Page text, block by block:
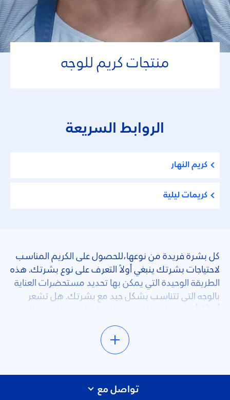
منتجات كريم للوجه
الروابط السريعة
كريم النهار
كريمات ليلية
كل بشرة فريدة من نوعها،للحصول على الكريم المناسب
لاحتياجات بشرتك ينبغي أولاً التعرف على نوع بشرتك. هذه
الطريقة الوحيدة التي يمكن بها تحديد مستحضرات العناية
بالوجه التي تتناسب بشكل جيد مع بشرتك. هل تشعر
المعرض لظهور الشوائب والعيوب؟ هل أنت حساس
للضوء الساطع أو لدرجات الحرارة القصوى؟ البشرة
المختلطة أو الجافة أو غير النقية أو العادية أو الحساسة: اختر
منتجات نيڤيا للعناية بالوجه. يتوفر كريم للبشرة الجافة التي
تعمل على ترطيب مكثف للبشرة الحساسة بتركيبة لطيفة
تواصل مع